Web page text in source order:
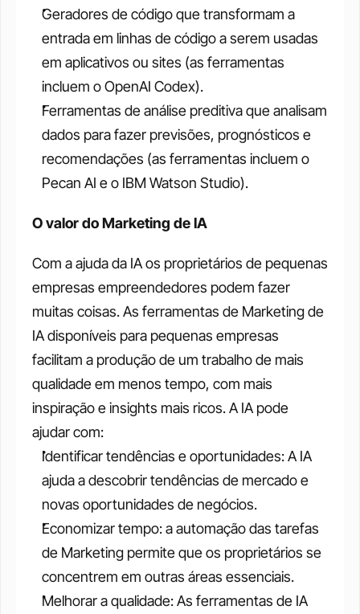
Geradores de código que transformam a
entrada em linhas de código a serem usadas
em aplicativos ou sites (as ferramentas
incluem o OpenAI Codex).
Ferramentas de análise preditiva que analisam
dados para fazer previsões, prognósticos e
recomendações (as ferramentas incluem o
Pecan AI e o IBM Watson Studio).
O valor do Marketing de IA
Com a ajuda da IA os proprietários de pequenas
empresas empreendedores podem fazer
muitas coisas. As ferramentas de Marketing de
IA disponíveis para pequenas empresas
facilitam a produção de um trabalho de mais
qualidade em menos tempo, com mais
inspiração e insights mais ricos. A IA pode
ajudar com:
Identificar tendências e oportunidades: A IA
ajuda a descobrir tendências de mercado e
novas oportunidades de negócios.
Economizar tempo: a automação das tarefas
de Marketing permite que os proprietários se
concentrem em outras áreas essenciais.
Melhorar a qualidade: As ferramentas de IA